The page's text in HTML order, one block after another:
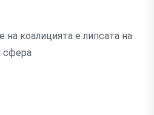
на коалицията е липсата на
сфера